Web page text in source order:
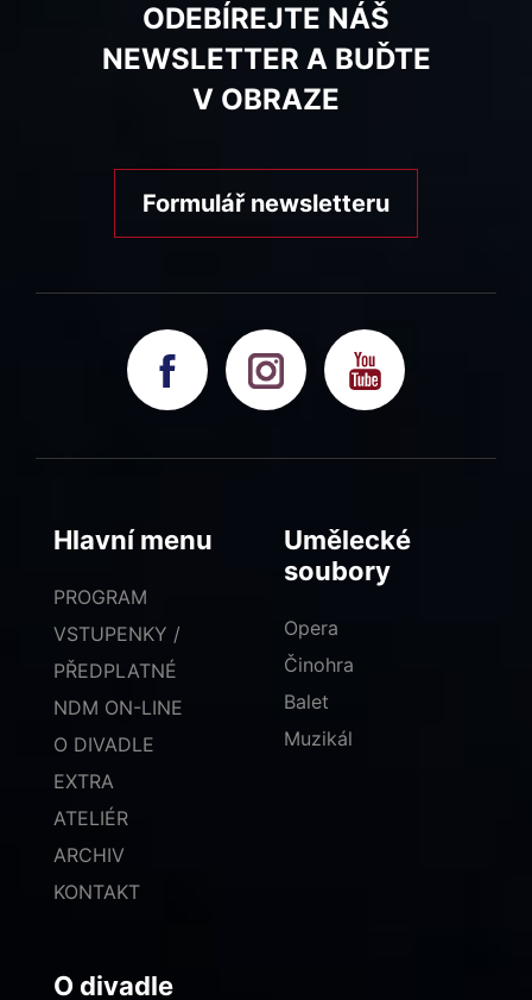
ODEBÍREJTE NÁŠ
NEWSLETTER A BUĎTE
V OBRAZE
Formulář newsletteru
Hlavní menu
PROGRAM
VSTUPENKY /
PŘEDPLATNÉ
NDM ON-LINE
O DIVADLE
EXTRA
ATELIÉR
ARCHIV
KONTAKT
Umělecké
soubory
Opera
Činohra
Balet
Muzikál
O divadle